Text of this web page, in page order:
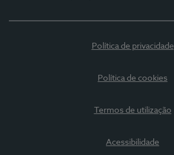
Política de privacidade
Política de cookies
Termos de utilização
Acessibilidade